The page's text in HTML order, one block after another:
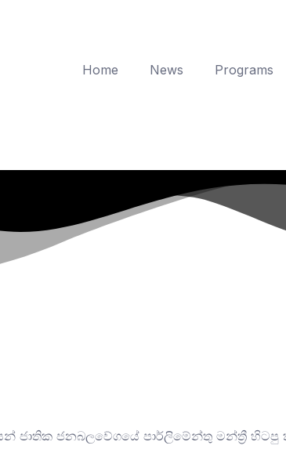
Home News Programs
ජාතික ජනබලවේගයේ පාර්ලිමේන්තු මන්ත්‍රී